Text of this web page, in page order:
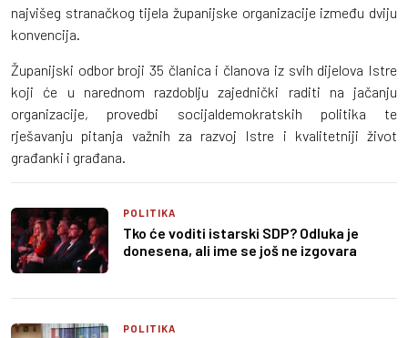
najvišeg stranačkog tijela županijske organizacije između dviju
konvencija.
Županijski odbor broji 35 članica i članova iz svih dijelova Istre
koji će u narednom razdoblju zajednički raditi na jačanju
organizacije, provedbi socijaldemokratskih politika te
rješavanju pitanja važnih za razvoj Istre i kvalitetniji život
građanki i građana.
POLITIKA
Tko će voditi istarski SDP? Odluka je
donesena, ali ime se još ne izgovara
POLITIKA